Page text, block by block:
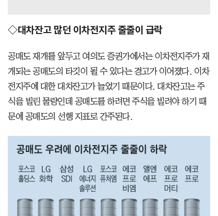
◇대차잔고 많던 이차전지주 줄줄이 급락
공매도 재개를 앞두고 여의도 증권가에서는 이차전지주가 재
개되는 공매도의 타깃이 될 수 있다는 경고가 이어졌다. 이차
전지주에 대한 대차잔고가 늘었기 때문이다. 대차잔고는 주
식을 빌린 물량인데 공매도를 하려면 주식을 빌려야 하기 때
문에 공매도의 선행 지표로 간주된다.